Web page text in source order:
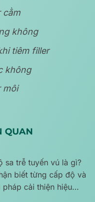
cằm
không
tiêm filler
không
môi
QUAN
sa trễ tuyến vú là gì?
biết từng cấp độ và
pháp cải thiện hiệu